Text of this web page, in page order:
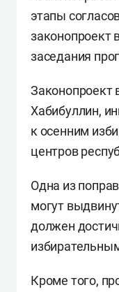
этапы
законопроект
заседания
Законопроект
Хабибуллин,
к осенним
центров
Одна из
могут
должен
Кроме того,